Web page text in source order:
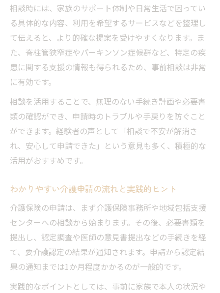
相談時には、家族のサポート体制や日常生活で困ってい
る具体的な内容、利用を希望するサービスなどを整理し
て伝えると、より的確な提案を受けやすくなります。ま
た、脊柱管狭窄症やパーキンソン症候群など、特定の疾
患に関する支援の情報も得られるため、事前相談は非常
に有効です。
相談を活用することで、無理のない手続き計画や必要書
類の確認ができ、申請時のトラブルや手戻りを防ぐこと
ができます。経験者の声として「相談で不安が解消さ
れ、安心して申請できた」という意見も多く、積極的な
活用がおすすめです。
わかりやすい介護申請の流れと実践的ヒント
介護保険の申請は、まず介護保険事務所や地域包括支援
センターへの相談から始まります。その後、必要書類を
提出し、認定調査や医師の意見書提出などの手続きを経
て、要介護認定の結果が通知されます。申請から認定結
果の通知までは1か月程度かかるのが一般的です。
実践的なポイントとしては、事前に家族で本人の状況や